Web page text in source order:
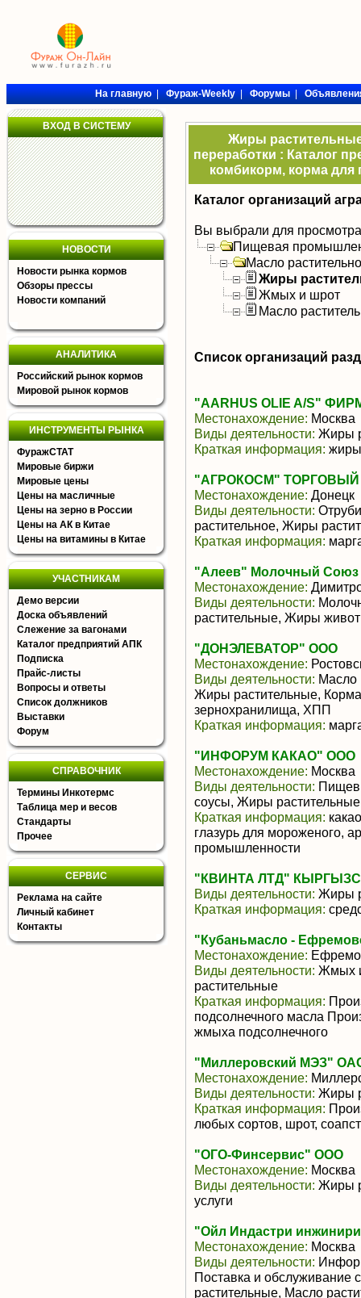
На главную|Фураж-Weekly|Форумы|
ВХОД В СИСТЕМУ
НОВОСТИ
Новости рынка кормов
Обзоры прессы
Новости компаний
АНАЛИТИКА
Российский рынок кормов
Мировой рынок кормов
ИНСТРУМЕНТЫ РЫНКА
ФуражСТАТ
Мировые биржи
Мировые цены
Цены на масличные
Цены на зерно в России
Цены на АК в Китае
Цены на витамины в Китае
УЧАСТНИКАМ
Демо версии
Доска объявлений
Слежение за вагонами
Каталог предприятий АПК
Подписка
Прайс-листы
Вопросы и ответы
Список должников
Выставки
Форум
СПРАВОЧНИК
Термины Инкотермс
Таблица мер и весов
Стандарты
Прочее
СЕРВИС
Реклама на сайте
Личный кабинет
Контакты
Жиры
переработки : Каталог
комбикорм, корма для
Каталог организаций
Вы выбрали для
Пищевая
Масло
Жиры
Жмых и шрот
Масло
Список организаций
"AARHUS OLIE A/S"
Местонахождение: Москва
Виды деятельности: Жиры
Краткая информация: жиры
"АГРОКОСМ"
Местонахождение: Донецк
Виды деятельности:
растительное, Жиры
Краткая информация:
"Алеев" Молочный Союз
Местонахождение:
Виды деятельности:
растительные, Жиры
"ДОНЭЛЕВАТОР" ООО
Местонахождение:
Виды деятельности: Масло
Жиры растительные,
зернохранилища, ХПП
Краткая информация:
"ИНФОРУМ КАКАО" ООО
Местонахождение: Москва
Виды деятельности:
соусы, Жиры
Краткая информация:
глазурь для мороженого,
промышленности
"КВИНТА ЛТД"
Виды деятельности: Жиры
Краткая информация:
"Кубаньмасло -
Местонахождение:
Виды деятельности: Жмых
растительные
Краткая информация:
подсолнечного масла
жмыха подсолнечного
"Миллеровский МЭЗ"
Местонахождение:
Виды деятельности: Жиры
Краткая информация:
любых сортов, шрот,
"ОГО-Финсервис" ООО
Местонахождение: Москва
Виды деятельности: Жиры
услуги
"Ойл Индастри
Местонахождение: Москва
Виды деятельности:
Поставка и
растительные, Масло